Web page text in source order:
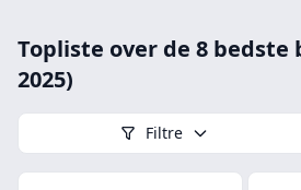
Topliste over de 8
2025)
Filtre